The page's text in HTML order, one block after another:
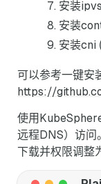
安装
安装
安装cni
可以参考一键安
https://
使用
远程DNS）访问。
下载并权限调整